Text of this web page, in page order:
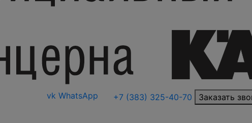
vk WhatsApp +7 (383) 325-40-70 Заказать